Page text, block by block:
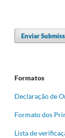
Enviar
Formatos
Declaração de
Formato dos
Lista de